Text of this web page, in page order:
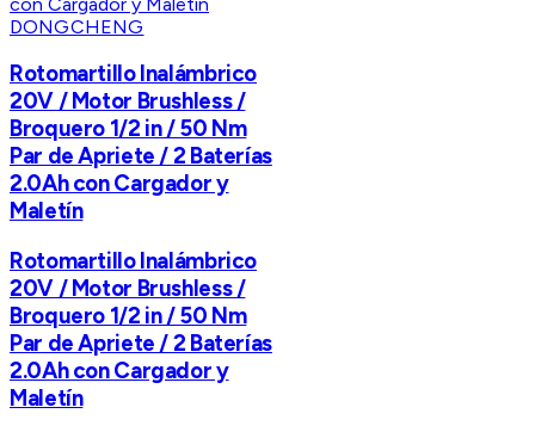
DONGCHENG
Rotomartillo Inalámbrico
20V / Motor Brushless /
Broquero 1/2 in / 50 Nm
Par de Apriete / 2 Baterías
2.0Ah con Cargador y
Maletín
Rotomartillo Inalámbrico
20V / Motor Brushless /
Broquero 1/2 in / 50 Nm
Par de Apriete / 2 Baterías
2.0Ah con Cargador y
Maletín